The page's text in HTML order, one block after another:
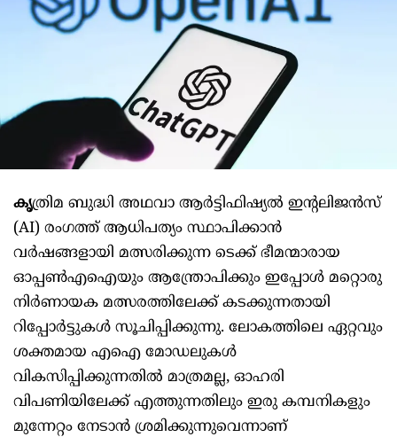
കൃത്രിമ ബുദ്ധി അഥവാ ആർട്ടിഫിഷ്യൽ ഇന്‍റലിജൻസ്
(AI) രംഗത്ത് ആധിപത്യം സ്ഥാപിക്കാൻ
വർഷങ്ങളായി മത്സരിക്കുന്ന ടെക്ക് ഭീമന്മാരായ
ഓപ്പൺഎഐയും ആന്ത്രോപിക്കും ഇപ്പോൾ മറ്റൊരു
നിർണായക മത്സരത്തിലേക്ക് കടക്കുന്നതായി
റിപ്പോർട്ടുകൾ സൂചിപ്പിക്കുന്നു. ലോകത്തിലെ ഏറ്റവും
ശക്തമായ എഐ മോഡലുകൾ
വികസിപ്പിക്കുന്നതിൽ മാത്രമല്ല, ഓഹരി
വിപണിയിലേക്ക് എത്തുന്നതിലും ഇരു കമ്പനികളും
മുന്നേറ്റം നേടാൻ ശ്രമിക്കുന്നുവെന്നാണ്